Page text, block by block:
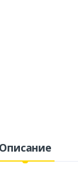
Описание